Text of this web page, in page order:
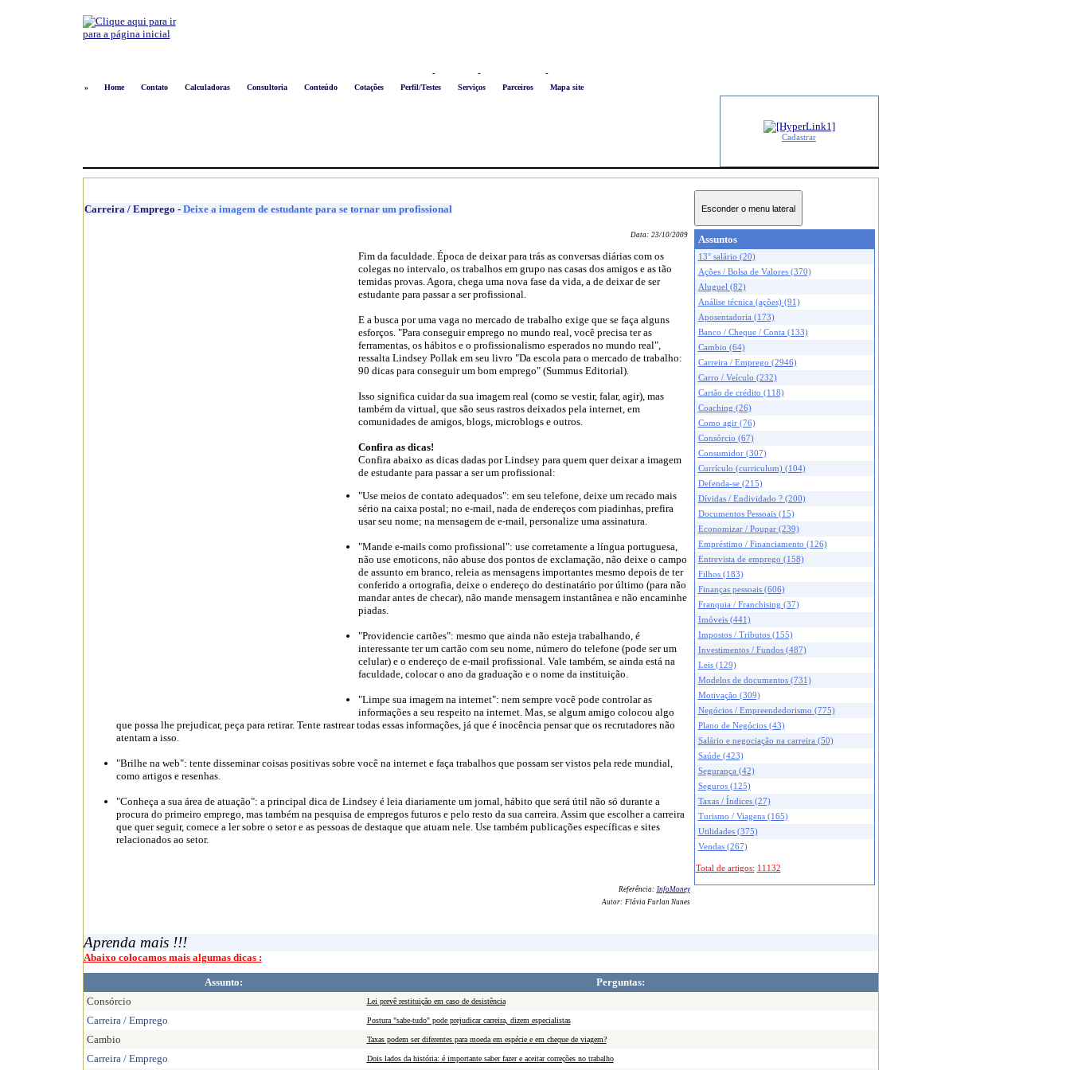
- - -
»
Home Contato Calculadoras Consultoria Conteúdo Cotações Perfil/Testes Serviços Parceiros Mapa site
Cadastrar
Assuntos
13° salário (20)
Ações / Bolsa de Valores (370)
Aluguel (82)
Análise técnica (ações) (91)
Aposentadoria (173)
Banco / Cheque / Conta (133)
Cambio (64)
Carreira / Emprego (2946)
Carro / Veículo (232)
Cartão de crédito (118)
Coaching (26)
Como agir (76)
Consórcio (67)
Consumidor (307)
Currículo (curriculum) (104)
Defenda-se (215)
Dívidas / Endividado ? (200)
Documentos Pessoais (15)
Economizar / Poupar (239)
Empréstimo / Financiamento (126)
Entrevista de emprego (158)
Filhos (183)
Finanças pessoais (606)
Franquia / Franchising (37)
Imóveis (441)
Impostos / Tributos (155)
Investimentos / Fundos (487)
Leis (129)
Modelos de documentos (731)
Motivação (309)
Negócios / Empreendedorismo (775)
Plano de Negócios (43)
Salário e negociação na carreira (50)
Saúde (423)
Segurança (42)
Seguros (125)
Taxas / Índices (27)
Turismo / Viagens (165)
Utilidades (375)
Vendas (267)
Total de artigos: 11132
Carreira / Emprego - Deixe a imagem de estudante para se tornar um profissional
Data: 23/10/2009
Fim da faculdade. Época de deixar para trás as conversas diárias com os
colegas no intervalo, os trabalhos em grupo nas casas dos amigos e as tão
temidas provas. Agora, chega uma nova fase da vida, a de deixar de ser
estudante para passar a ser profissional.
E a busca por uma vaga no mercado de trabalho exige que se faça alguns
esforços. "Para conseguir emprego no mundo real, você precisa ter as
ferramentas, os hábitos e o profissionalismo esperados no mundo real",
ressalta Lindsey Pollak em seu livro "Da escola para o mercado de trabalho:
90 dicas para conseguir um bom emprego" (Summus Editorial).
Isso significa cuidar da sua imagem real (como se vestir, falar, agir), mas
também da virtual, que são seus rastros deixados pela internet, em
comunidades de amigos, blogs, microblogs e outros.
Confira as dicas!
Confira abaixo as dicas dadas por Lindsey para quem quer deixar a imagem
de estudante para passar a ser um profissional:
"Use meios de contato adequados": em seu telefone, deixe um recado mais
sério na caixa postal; no e-mail, nada de endereços com piadinhas, prefira
usar seu nome; na mensagem de e-mail, personalize uma assinatura.
"Mande e-mails como profissional": use corretamente a língua portuguesa,
não use emoticons, não abuse dos pontos de exclamação, não deixe o campo
de assunto em branco, releia as mensagens importantes mesmo depois de ter
conferido a ortografia, deixe o endereço do destinatário por último (para não
mandar antes de checar), não mande mensagem instantânea e não encaminhe
piadas.
"Providencie cartões": mesmo que ainda não esteja trabalhando, é
interessante ter um cartão com seu nome, número do telefone (pode ser um
celular) e o endereço de e-mail profissional. Vale também, se ainda está na
faculdade, colocar o ano da graduação e o nome da instituição.
"Limpe sua imagem na internet": nem sempre você pode controlar as
informações a seu respeito na internet. Mas, se algum amigo colocou algo
que possa lhe prejudicar, peça para retirar. Tente rastrear todas essas informações, já que é inocência pensar que os recrutadores não
atentam a isso.
"Brilhe na web": tente disseminar coisas positivas sobre você na internet e faça trabalhos que possam ser vistos pela rede mundial,
como artigos e resenhas.
"Conheça a sua área de atuação": a principal dica de Lindsey é leia diariamente um jornal, hábito que será útil não só durante a
procura do primeiro emprego, mas também na pesquisa de empregos futuros e pelo resto da sua carreira. Assim que escolher a carreira
que quer seguir, comece a ler sobre o setor e as pessoas de destaque que atuam nele. Use também publicações específicas e sites
relacionados ao setor.
Referência: InfoMoney
Autor: Flávia Furlan Nunes
Aprenda mais !!!
Abaixo colocamos mais algumas dicas :
Assunto:
Perguntas:
Consórcio
Lei prevê restituição em caso de desistência
Carreira / Emprego Postura "sabe-tudo" pode prejudicar carreira, dizem especialistas
Cambio Taxas podem ser diferentes para moeda em espécie e em cheque de viagem?
Carreira / Emprego Dois lados da história: é importante saber fazer e aceitar correções no trabalho